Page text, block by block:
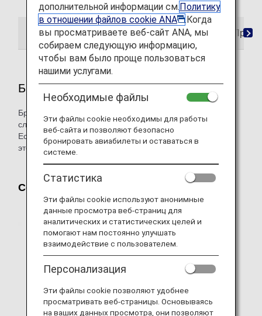
Бронирования Посадка На борту
Бронирования
Бронирование можно выполнить через веб-сайт ANA и
службу электронной почты.
Если вам нужна помощь с посадкой, сообщите нам об
этом во время бронирования.
Собаки-поводыри
дополнительной информации см.Политику
в отношении файлов cookie ANA
.Когда
вы просматриваете веб-сайт ANA, мы
собираем следующую информацию,
чтобы вам было проще пользоваться
нашими услугами.
Необходимые файлы
Эти файлы cookie необходимы для работы
веб-сайта и позволяют безопасно
бронировать авиабилеты и оставаться в
системе.
Статистика
Эти файлы cookie используют анонимные
данные просмотра веб-страниц для
аналитических и статистических целей и
помогают нам постоянно улучшать
взаимодействие с пользователем.
Персонализация
Эти файлы cookie позволяют удобнее
просматривать веб-страницы. Основываясь
на ваших данных просмотра, они позволяют